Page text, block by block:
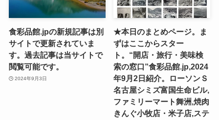
食彩品館.jpの新規記事は別
サイトで更新されていま
す。過去記事は当サイトで
閲覧可能です。
2024年9月3日
★本日のまとめページ。ま
ずはここからスター
ト。“開店・旅行・美味検
索の窓口”食彩品館.jp,2024
年9月2日紹介。ローソンＳ
名古屋シミズ富国生命ビル,
ファミリーマート舞洲,焼肉
きんぐ小牧店・米子店,ステ